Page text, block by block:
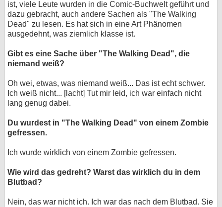
ist, viele Leute wurden in die Comic-Buchwelt geführt und
dazu gebracht, auch andere Sachen als "The Walking
Dead" zu lesen. Es hat sich in eine Art Phänomen
ausgedehnt, was ziemlich klasse ist.
Gibt es eine Sache über "The Walking Dead", die
niemand weiß?
Oh wei, etwas, was niemand weiß... Das ist echt schwer.
Ich weiß nicht... [lacht] Tut mir leid, ich war einfach nicht
lang genug dabei.
Du wurdest in "The Walking Dead" von einem Zombie
gefressen.
Ich wurde wirklich von einem Zombie gefressen.
Wie wird das gedreht? Warst das wirklich du in dem
Blutbad?
Nein, das war nicht ich. Ich war das nach dem Blutbad. Sie